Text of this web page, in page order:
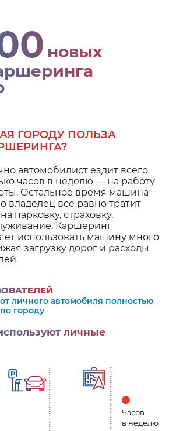
новых
от личного автомобиля полностью
городу
ГОРОДУ ПОЛЬЗА
автомобилист ездит всего
часов в неделю — на работу
Остальное время машина
владелец все равно тратит
парковку, страховку,
Каршеринг
использовать машину много
загрузку дорог и расходы
личные
Часов
в неделю